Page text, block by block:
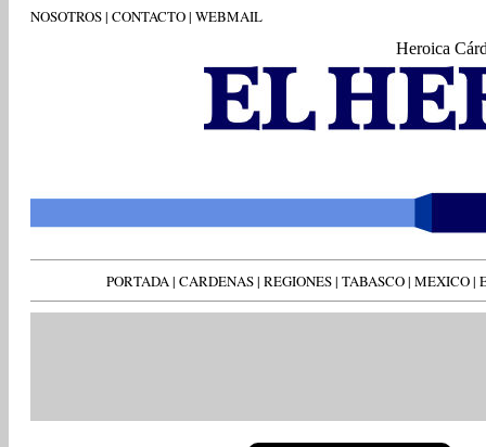
NOSOTROS| CONTACTO| WEBMAIL
Heroica
PORTADA| CARDENAS| REGIONES| TABASCO| MEXICO|